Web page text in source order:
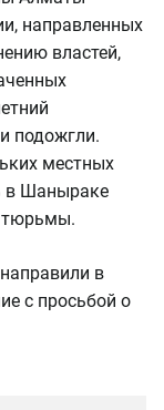
направленных
властей,
подожгли.
местных
в Шаныраке
тюрьмы.
в
с просьбой о